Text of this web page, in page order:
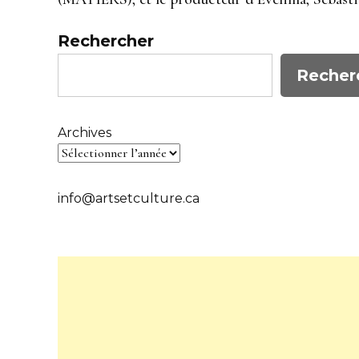
Rechercher
Archives
info@artsetculture.ca